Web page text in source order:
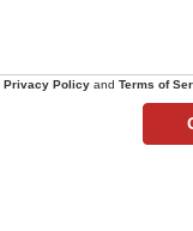
Privacy Policy and Terms of